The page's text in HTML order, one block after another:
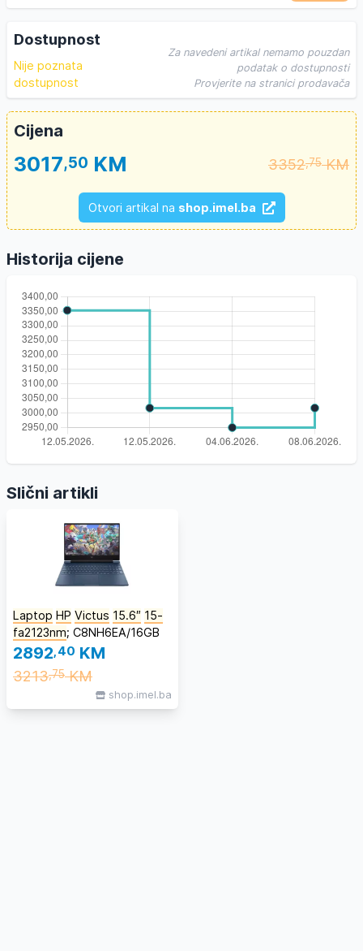
Dostupnost
Nije poznata
dostupnost
Za navedeni artikal nemamo pouzdan
podatak o dostupnosti
Provjerite na stranici prodavača
Cijena
3017,50 KM 3352,75KM
Otvori artikal na shop.imel.ba
Historija cijene
Slični artikli
Laptop HP Victus 15.6″ 15-
fa2123nm; C8NH6EA/16GB
2892,40 KM
3213,75KM
shop.imel.ba